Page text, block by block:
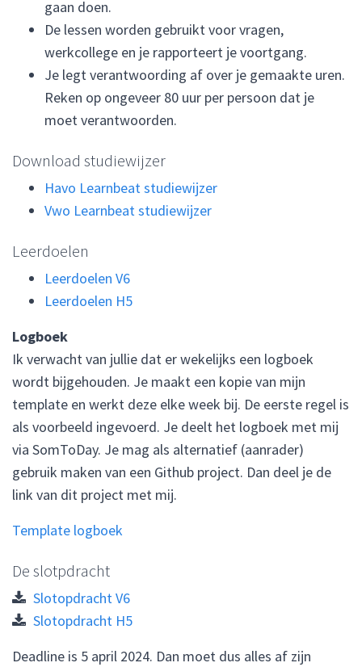
gaan doen.
De lessen worden gebruikt voor vragen,
werkcollege en je rapporteert je voortgang.
Je legt verantwoording af over je gemaakte uren.
Reken op ongeveer 80 uur per persoon dat je
moet verantwoorden.
Download studiewijzer
Havo Learnbeat studiewijzer
Vwo Learnbeat studiewijzer
Leerdoelen
Leerdoelen V6
Leerdoelen H5
Logboek
Ik verwacht van jullie dat er wekelijks een logboek
wordt bijgehouden. Je maakt een kopie van mijn
template en werkt deze elke week bij. De eerste regel is
als voorbeeld ingevoerd. Je deelt het logboek met mij
via SomToDay. Je mag als alternatief (aanrader)
gebruik maken van een Github project. Dan deel je de
link van dit project met mij.
Template logboek
De slotpdracht
Slotopdracht V6
Slotopdracht H5
Deadline is 5 april 2024. Dan moet dus alles af zijn